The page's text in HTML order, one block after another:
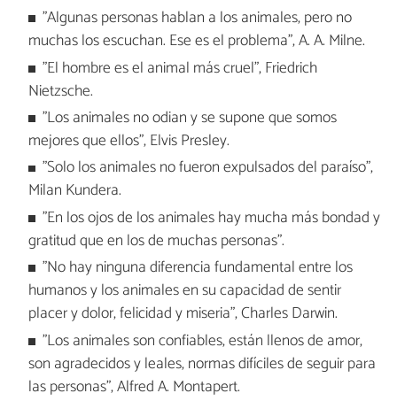
"Algunas personas hablan a los animales, pero no
muchas los escuchan. Ese es el problema", A. A. Milne.
"El hombre es el animal más cruel", Friedrich
Nietzsche.
"Los animales no odian y se supone que somos
mejores que ellos", Elvis Presley.
"Solo los animales no fueron expulsados del paraíso",
Milan Kundera.
"En los ojos de los animales hay mucha más bondad y
gratitud que en los de muchas personas".
"No hay ninguna diferencia fundamental entre los
humanos y los animales en su capacidad de sentir
placer y dolor, felicidad y miseria", Charles Darwin.
"Los animales son confiables, están llenos de amor,
son agradecidos y leales, normas difíciles de seguir para
las personas", Alfred A. Montapert.